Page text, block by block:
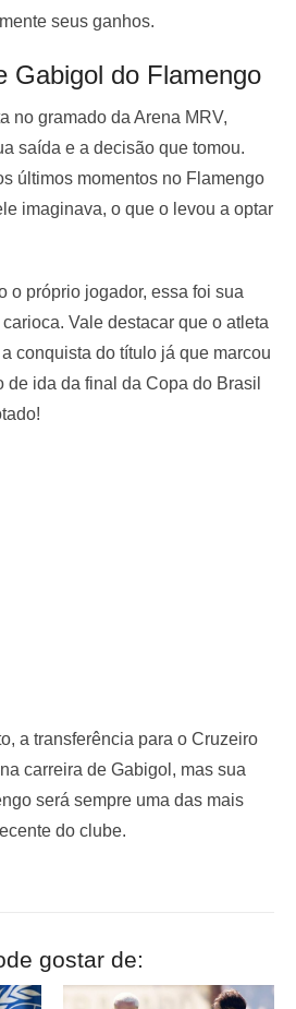
seus ganhos.
Gabigol do Flamengo
no gramado da Arena MRV,
saída e a decisão que tomou.
últimos momentos no Flamengo
imaginava, o que o levou a optar
o próprio jogador, essa foi sua
Vale destacar que o atleta
conquista do título já que marcou
de ida da final da Copa do Brasil
a transferência para o Cruzeiro
carreira de Gabigol, mas sua
será sempre uma das mais
do clube.
gostar de: